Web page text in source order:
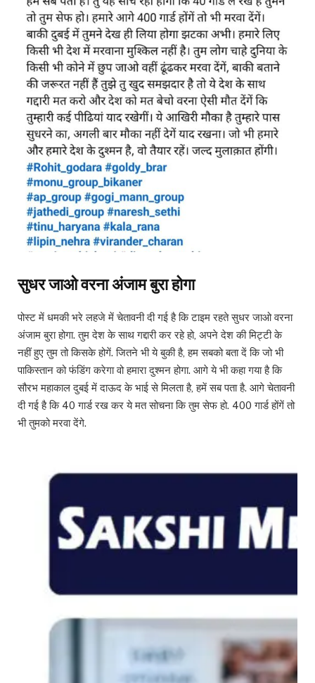
सुधर जाओ वरना अंजाम बुरा होगा
पोस्ट में धमकी भरे लहजे में चेतावनी दी गई है कि टाइम रहते सुधर जाओ वरना
अंजाम बुरा होगा. तुम देश के साथ गद्दारी कर रहे हो, अपने देश की मिट्टी के
नहीं हुए तुम तो किसके होगें. जितने भी ये बुकी है, हम सबको बता दें कि जो भी
पाकिस्तान को फंडिंग करेगा वो हमारा दुश्मन होगा. आगे ये भी कहा गया है कि
सौरभ महाकाल दुबई में दाऊद के भाई से मिलता है, हमें सब पता है. आगे चेतावनी
दी गई है कि 40 गार्ड रख कर ये मत सोचना कि तुम सेफ हो. 400 गार्ड होंगें तो
भी तुमको मरवा देंगे.